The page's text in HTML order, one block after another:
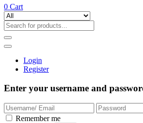
0 Cart
Login
Register
Enter your username and
Remember me